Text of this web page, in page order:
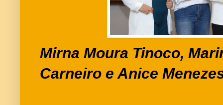
Mirna Moura Tinoco,
Carneiro e Anice